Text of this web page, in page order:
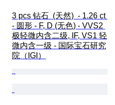
3 pcs 钻石  (天然)  - 1.26 ct
- 圆形 - F, D (无色) - VVS2
极轻微内含二级, IF, VS1 轻
微内含一级 - 国际宝石研究
院（IGI）